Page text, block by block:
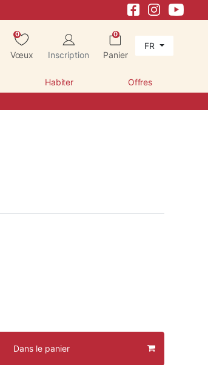
0
Vœux Inscription
0
Panier
FR
Habiter Offres
Dans le panier